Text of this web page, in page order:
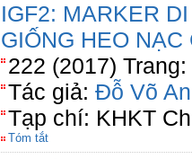
IGF2: MARKER
GIỐNG HEO NẠC
222 (2017) Trang:
Tác giả: Đỗ Võ
Tạp chí: KHKT
Tóm tắt